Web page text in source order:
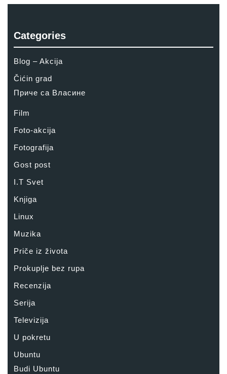
Categories
Blog – Akcija
Čićin grad
Приче са Власине
Film
Foto-akcija
Fotografija
Gost post
I.T Svet
Knjiga
Linux
Muzika
Priče iz života
Prokuplje bez rupa
Recenzija
Serija
Televizija
U pokretu
Ubuntu
Budi Ubuntu